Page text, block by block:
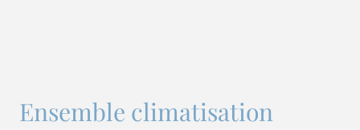
Ensemble climatisation